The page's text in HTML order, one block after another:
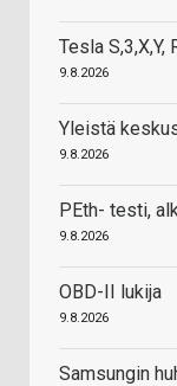
Tesla
9.8.2026
Yleistä
9.8.2026
PEth- testi,
9.8.2026
OBD-II lukija
9.8.2026
Samsungin